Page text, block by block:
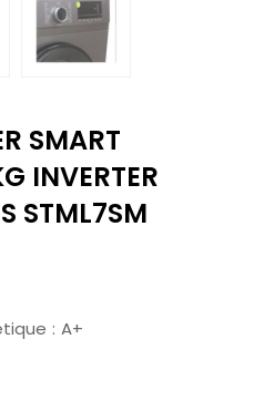
SMART
INVERTER
STML7SM
: A+